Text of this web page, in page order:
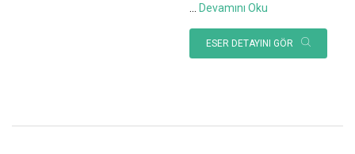
Devamını Oku
ESER DETAYINI GÖR